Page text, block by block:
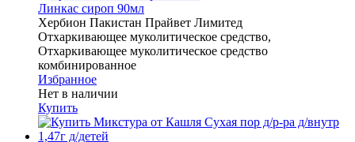
Линкас сироп 90мл
Хербион Пакистан Прайвет Лимитед
Отхаркивающее муколитическое средство,
Отхаркивающее муколитическое средство
комбинированное
Избранное
Нет в наличии
Купить